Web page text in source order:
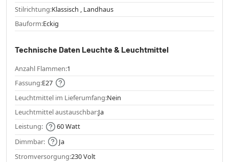
Stilrichtung:Klassisch , Landhaus
Bauform:Eckig
Technische Daten Leuchte & Leuchtmittel
Anzahl Flammen:1
Fassung:E27
Leuchtmittel im Lieferumfang:Nein
Leuchtmittel austauschbar:Ja
Leistung:
60 Watt
Dimmbar:
Ja
Stromversorgung:230 Volt